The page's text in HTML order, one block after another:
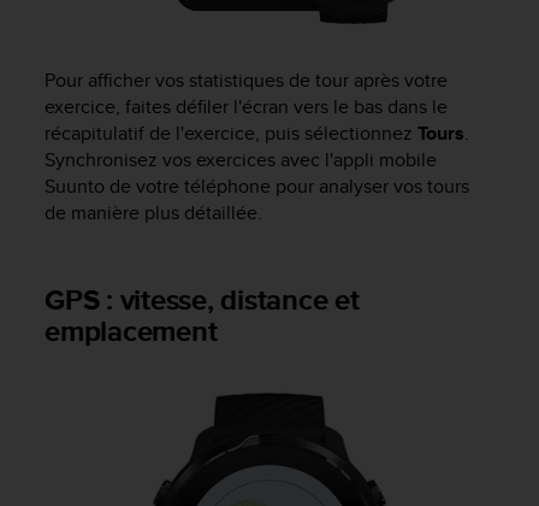
Pour afficher vos statistiques de tour après votre
exercice, faites défiler l'écran vers le bas dans le
récapitulatif de l'exercice, puis sélectionnez Tours.
Synchronisez vos exercices avec l'appli mobile
Suunto de votre téléphone pour analyser vos tours
de manière plus détaillée.
GPS : vitesse, distance et
emplacement